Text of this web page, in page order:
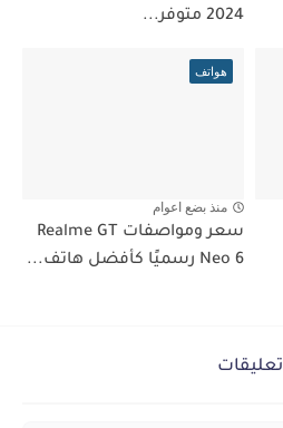
2024 متوفر...
هواتف
منذ بضع اعوام
سعر ومواصفات Realme GT
Neo 6 رسميًا كأفضل هاتف...
تعليقات